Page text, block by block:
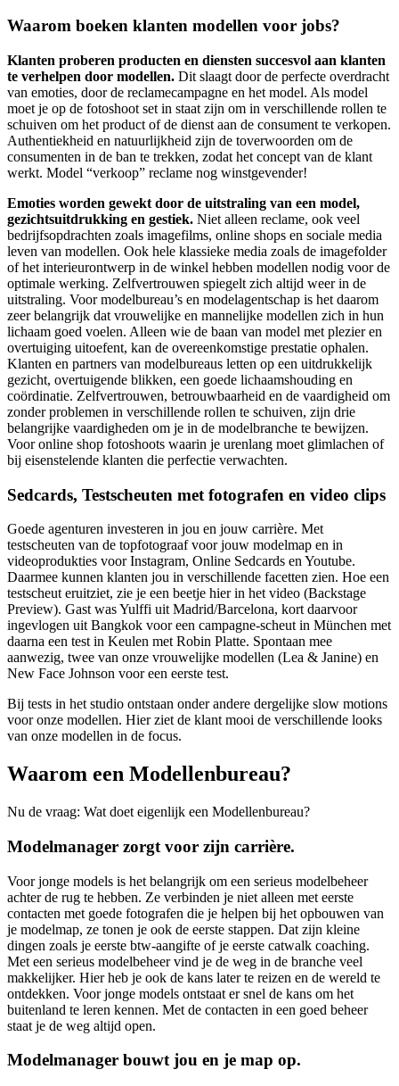
Waarom boeken klanten modellen voor jobs?
Klanten proberen producten en diensten succesvol aan klanten
te verhelpen door modellen. Dit slaagt door de perfecte overdracht
van emoties, door de reclamecampagne en het model. Als model
moet je op de fotoshoot set in staat zijn om in verschillende rollen te
schuiven om het product of de dienst aan de consument te verkopen.
Authentiekheid en natuurlijkheid zijn de toverwoorden om de
consumenten in de ban te trekken, zodat het concept van de klant
werkt. Model “verkoop” reclame nog winstgevender!
Emoties worden gewekt door de uitstraling van een model,
gezichtsuitdrukking en gestiek. Niet alleen reclame, ook veel
bedrijfsopdrachten zoals imagefilms, online shops en sociale media
leven van modellen. Ook hele klassieke media zoals de imagefolder
of het interieurontwerp in de winkel hebben modellen nodig voor de
optimale werking. Zelfvertrouwen spiegelt zich altijd weer in de
uitstraling. Voor modelbureau’s en modelagentschap is het daarom
zeer belangrijk dat vrouwelijke en mannelijke modellen zich in hun
lichaam goed voelen. Alleen wie de baan van model met plezier en
overtuiging uitoefent, kan de overeenkomstige prestatie ophalen.
Klanten en partners van modelbureaus letten op een uitdrukkelijk
gezicht, overtuigende blikken, een goede lichaamshouding en
coördinatie. Zelfvertrouwen, betrouwbaarheid en de vaardigheid om
zonder problemen in verschillende rollen te schuiven, zijn drie
belangrijke vaardigheden om je in de modelbranche te bewijzen.
Voor online shop fotoshoots waarin je urenlang moet glimlachen of
bij eisenstelende klanten die perfectie verwachten.
Sedcards, Testscheuten met fotografen en video clips
Goede agenturen investeren in jou en jouw carrière. Met
testscheuten van de topfotograaf voor jouw modelmap en in
videoprodukties voor Instagram, Online Sedcards en Youtube.
Daarmee kunnen klanten jou in verschillende facetten zien. Hoe een
testscheut eruitziet, zie je een beetje hier in het video (Backstage
Preview). Gast was Yulffi uit Madrid/Barcelona, kort daarvoor
ingevlogen uit Bangkok voor een campagne-scheut in München met
daarna een test in Keulen met Robin Platte. Spontaan mee
aanwezig, twee van onze vrouwelijke modellen (Lea & Janine) en
New Face Johnson voor een eerste test.
Bij tests in het studio ontstaan onder andere dergelijke slow motions
voor onze modellen. Hier ziet de klant mooi de verschillende looks
van onze modellen in de focus.
Waarom een Modellenbureau?
Nu de vraag: Wat doet eigenlijk een Modellenbureau?
Modelmanager zorgt voor zijn carrière.
Voor jonge models is het belangrijk om een serieus modelbeheer
achter de rug te hebben. Ze verbinden je niet alleen met eerste
contacten met goede fotografen die je helpen bij het opbouwen van
je modelmap, ze tonen je ook de eerste stappen. Dat zijn kleine
dingen zoals je eerste btw-aangifte of je eerste catwalk coaching.
Met een serieus modelbeheer vind je de weg in de branche veel
makkelijker. Hier heb je ook de kans later te reizen en de wereld te
ontdekken. Voor jonge models ontstaat er snel de kans om het
buitenland te leren kennen. Met de contacten in een goed beheer
staat je de weg altijd open.
Modelmanager bouwt jou en je map op.